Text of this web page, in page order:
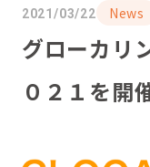
2021/03/22 News
グローカリ
０２１を開